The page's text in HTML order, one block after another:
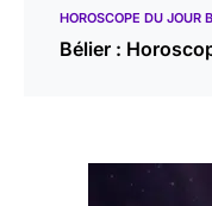
HOROSCOPE DU JOUR
Bélier :